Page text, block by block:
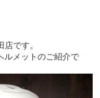
です。
ルメットのご紹介で